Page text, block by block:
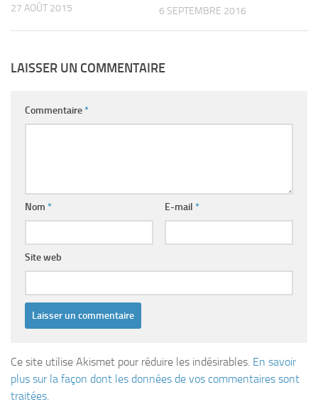
27 AOÛT 2015 6 SEPTEMBRE 2016
LAISSER UN COMMENTAIRE
Commentaire*
Nom * E-mail *
Site web
Ce site utilise Akismet pour réduire les indésirables. En savoir
plus sur la façon dont les données de vos commentaires sont
traitées.